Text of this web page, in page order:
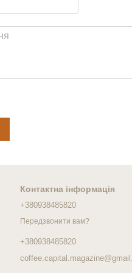
Контактна інформація
+380938485820
Передзвонити вам?
+380938485820